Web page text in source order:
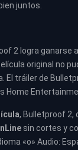
juntos.
2 logra ganarse
original no
El tráiler de
Home
, Bulletproof 2,
sin cortes y
«o» Audio: